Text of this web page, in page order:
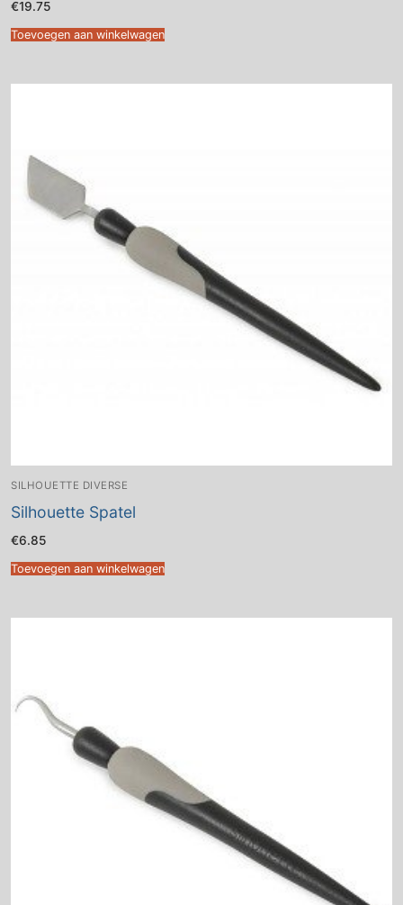
€19.75
Toevoegen aan winkelwagen
SILHOUETTE DIVERSE
Silhouette Spatel
€6.85
Toevoegen aan winkelwagen